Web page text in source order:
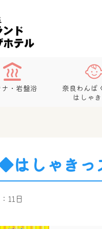
ナ・岩盤浴
奈良わんぱ
はしゃ
はしゃきっ
11日